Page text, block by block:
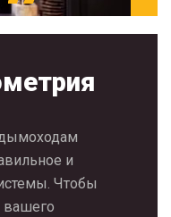
и
Чтобы
вашего